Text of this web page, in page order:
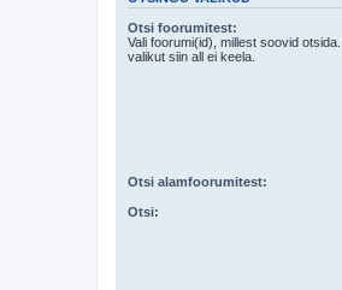
Otsi foorumitest:
Vali foorumi(id), millest soovid
valikut siin all ei keela.
Otsi alamfoorumitest:
Otsi: